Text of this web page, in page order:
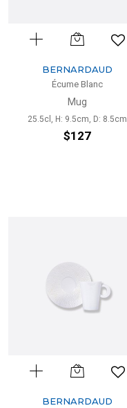
BERNARDAUD
Écume Blanc
Mug
25.5cl, H: 9.5cm, D: 8.5cm
$127
BERNARDAUD